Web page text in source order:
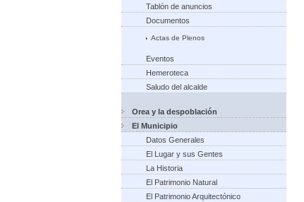
Tablón de anuncios
Documentos
Actas de Plenos
Eventos
Hemeroteca
Saludo del alcalde
Orea y la despoblación
El Municipio
Datos Generales
El Lugar y sus Gentes
La Historia
El Patrimonio Natural
El Patrimonio Arquitectónico